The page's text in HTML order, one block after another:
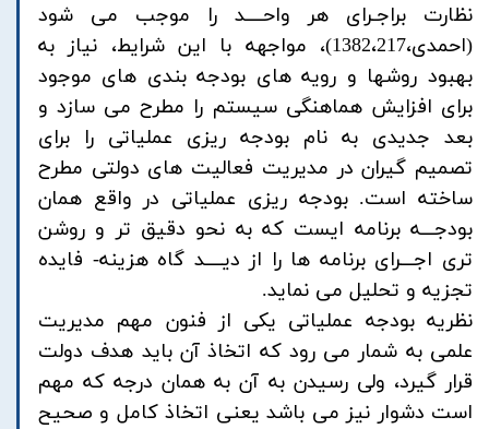
نظارت براجـرای هر واحــــد را موجب می شود
(احمدی،1382،217)، مواجهه با این شرایط، نیاز به
بهبود روشها و رویه های بودجه بندی های موجود
برای افزایش هماهنگی سیستم را مطرح می سازد و
بعد جدیدی به نام بودجه ریزی عملیاتی را برای
تصمیم گیران در مدیریت فعالیت های دولتی مطرح
ساخته است. بودجه ریزی عملیاتی در واقع همان
بودجـــه برنامه ایست که به نحو دقیق تر و روشن
تری اجـــرای برنامه ها را از دیــــد گاه هزینه- فایده
تجزیه و تحلیل می نماید.
نظریه بودجه عملیاتی یکی از فنون مهم مدیریت
علمی به شمار می رود که اتخاذ آن باید هدف دولت
قرار گیرد، ولی رسیدن به آن به همان درجه که مهم
است دشوار نیز می باشد یعنی اتخاذ کامل و صحیح